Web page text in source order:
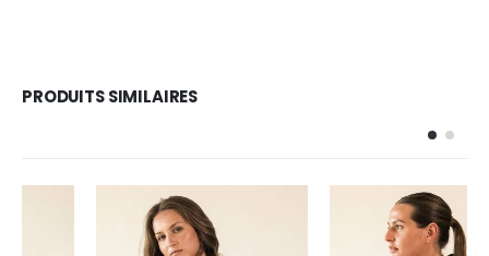
PRODUITS SIMILAIRES